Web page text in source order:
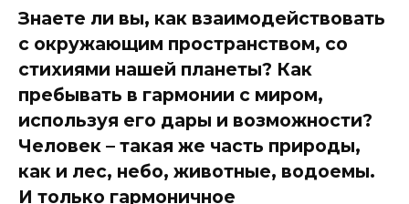
Знаете ли вы, как взаимодействовать
с окружающим пространством, со
стихиями нашей планеты? Как
пребывать в гармонии с миром,
используя его дары и возможности?
Человек – такая же часть природы,
как и лес, небо, животные, водоемы.
И только гармоничное